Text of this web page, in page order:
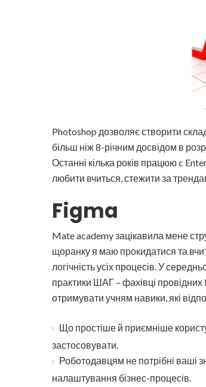
Photoshop дозволяє створити
більш ніж 8-річним досвідом в
Останні кілька років працюю c
любити вчиться, стежити за
Figma
Mate academy зацікавила мене
щоранку я маю прокидатися та
логічність усіх процесів. У
практики ШАГ – фахівці
отримувати учням навики, які
Що простіше й приємніше
застосовувати.
Роботодавцям не потрібні ваші
налаштування бізнес-процесів.